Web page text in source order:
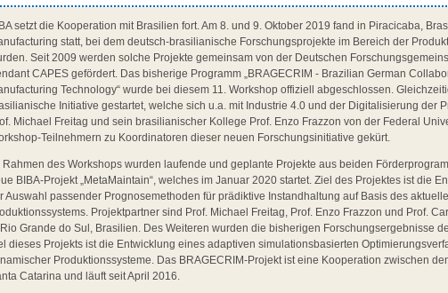
setzt die Kooperation mit Brasilien fort. Am 8. und 9. Oktober 2019 fand in Piracicaba,
statt, bei dem deutsch-brasilianische Forschungsprojekte im Bereich der
Seit 2009 werden solche Projekte gemeinsam von der Deutschen
CAPES gefördert. Das bisherige Programm „BRAGECRIM - Brazilian German
Technology“ wurde bei diesem 11. Workshop offiziell abgeschlossen.
Initiative gestartet, welche sich u.a. mit Industrie 4.0 und der Digitalisierung der
Michael Freitag und sein brasilianischer Kollege Prof. Enzo Frazzon von der Federal
Teilnehmern zu Koordinatoren dieser neuen Forschungsinitiative gekürt.
Rahmen des Workshops wurden laufende und geplante Projekte aus beiden
BIBA-Projekt „MetaMaintain“, welches im Januar 2020 startet. Ziel des Projektes ist die
Auswahl passender Prognosemethoden für prädiktive Instandhaltung auf Basis des
Projektpartner sind Prof. Michael Freitag, Prof. Enzo Frazzon und Prof.
Grande do Sul, Brasilien. Des Weiteren wurden die bisherigen Forschungsergebnisse
dieses Projekts ist die Entwicklung eines adaptiven simulationsbasierten
Produktionssysteme. Das BRAGECRIM-Projekt ist eine Kooperation zwischen
Catarina und läuft seit April 2016.